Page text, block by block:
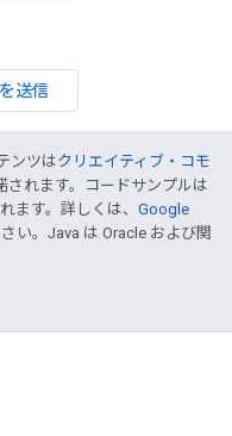
送信
ンツはクリエイティブ・コモ
されます。コードサンプルは
ます。詳しくは、 Google
い。Java は Oracle および関